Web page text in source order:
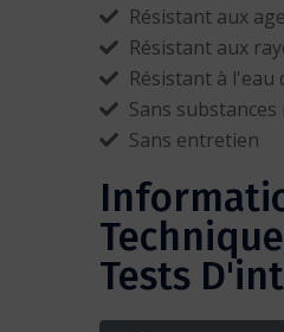
Résistant aux
Résistant aux
Résistant à l'eau
Sans substances
Sans entretien
Tests